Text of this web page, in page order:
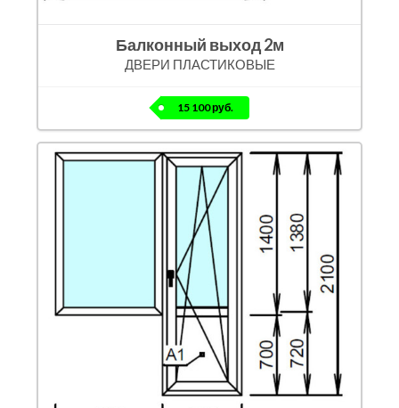
Балконный выход 2м
ДВЕРИ ПЛАСТИКОВЫЕ
15 100 руб.